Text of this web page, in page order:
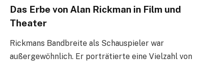
Das Erbe von Alan Rickman in Film und
Theater
Rickmans Bandbreite als Schauspieler war
außergewöhnlich. Er porträtierte eine Vielzahl von